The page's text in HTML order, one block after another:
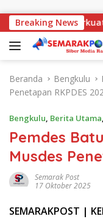
Breaking News
AMJ Perkuat
Beranda Bengkulu
Penetapan RKPDES
Bengkulu, Berita Utama,
Pemdes
Musdes
Semarak Post
17 Oktober 2025
SEMARAKPOST |